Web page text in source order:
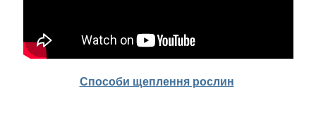
Способи щеплення рослин